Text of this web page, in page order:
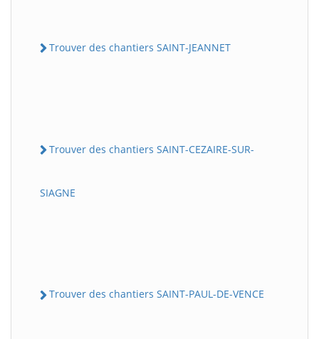
Trouver des chantiers SAINT-JEANNET
Trouver des chantiers SAINT-CEZAIRE-SUR-
SIAGNE
Trouver des chantiers SAINT-PAUL-DE-VENCE